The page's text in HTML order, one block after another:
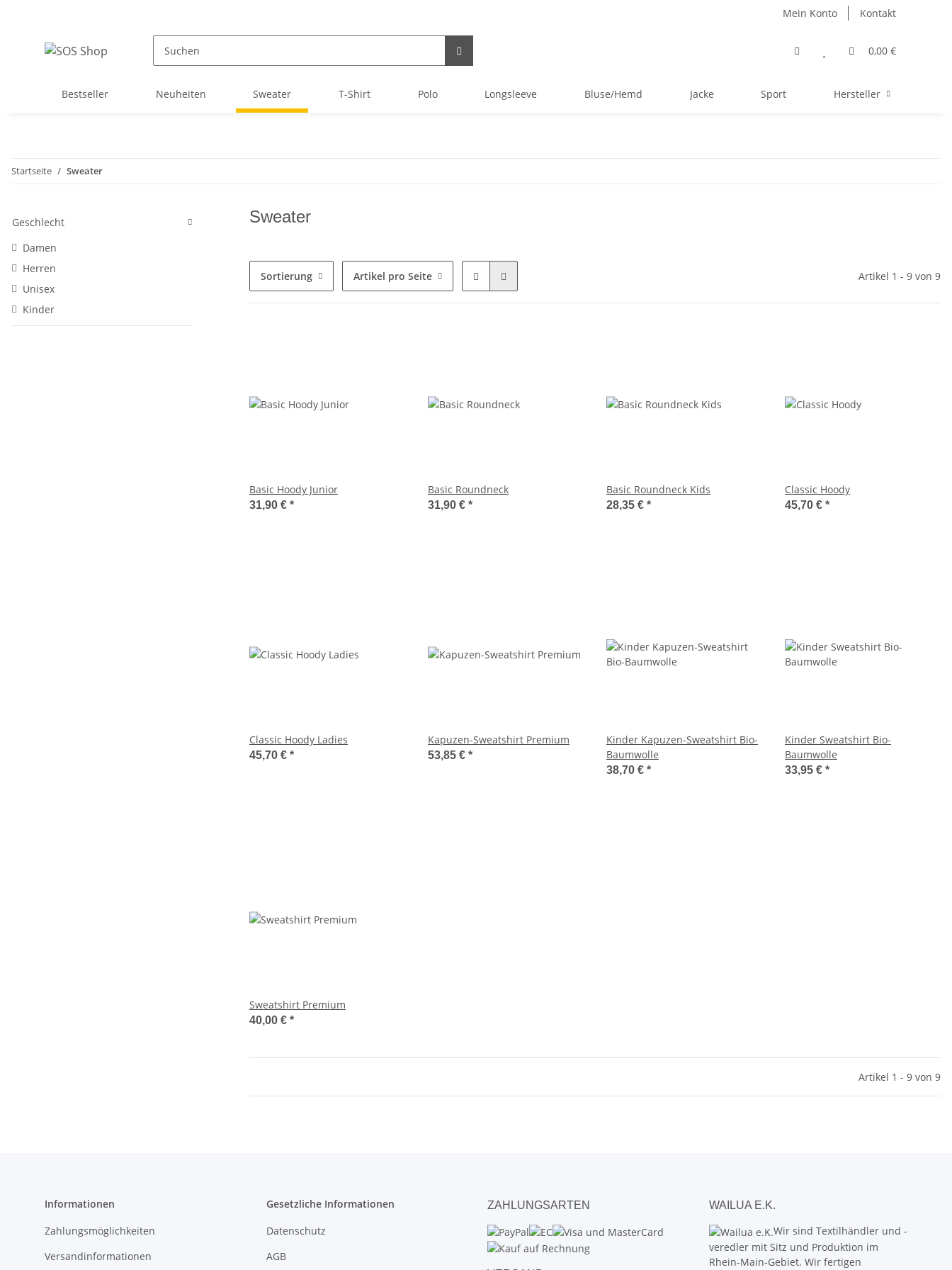
Mein Konto Kontakt
0,00 €
Bestseller Neuheiten Sweater T-Shirt Polo Longsleeve Bluse/Hemd Jacke Sport Hersteller
Startseite Sweater
Sweater
Sortierung Artikel pro Seite Artikel 1 - 9 von 9
Basic Hoody Junior
31,90 € *
Basic Roundneck
31,90 € *
Basic Roundneck Kids
28,35 € *
Classic Hoody
45,70 € *
Classic Hoody Ladies
45,70 € *
Kapuzen-Sweatshirt Premium
53,85 € *
Kinder Kapuzen-Sweatshirt Bio-
Baumwolle
38,70 € *
Kinder Sweatshirt Bio-
Baumwolle
33,95 € *
Sweatshirt Premium
40,00 € *
Artikel 1 - 9 von 9
Geschlecht
Damen
Herren
Unisex
Kinder
Informationen
Zahlungsmöglichkeiten
Versandinformationen
Gesetzliche Informationen
Datenschutz
AGB
ZAHLUNGSARTEN WAILUA E.K.
Wir sind Textilhändler und -
veredler mit Sitz und Produktion im
Rhein-Main-Gebiet. Wir fertigen